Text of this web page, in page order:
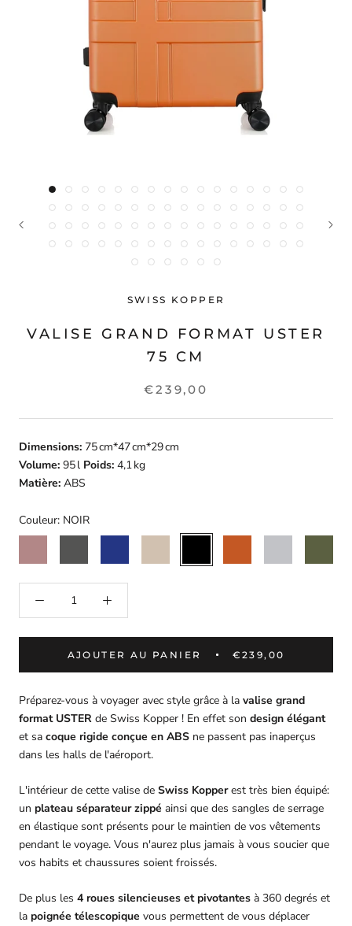
SWISS KOPPER
VALISE GRAND FORMAT USTER
75 CM
€239,00
Dimensions: 75 cm*47 cm*29 cm
Volume: 95 l Poids: 4,1 kg
Matière: ABS
Couleur: NOIR
DORE
FONCE
AJOUTER AU PANIER €239,00
Préparez-vous à voyager avec style grâce à la valise grand
format USTER de Swiss Kopper ! En effet son design élégant
et sa coque rigide conçue en ABS ne passent pas inaperçus
dans les halls de l'aéroport.
L'intérieur de cette valise de Swiss Kopperest très bien équipé:
un plateau séparateur zippé ainsi que des sangles de serrage
en élastique sont présents pour le maintien de vos vêtements
pendant le voyage. Vous n'aurez plus jamais à vous soucier que
vos habits et chaussures soient froissés.
De plus les 4 roues silencieuses et pivotantes à 360 degrés et
la poignée télescopique vous permettent de vous déplacer